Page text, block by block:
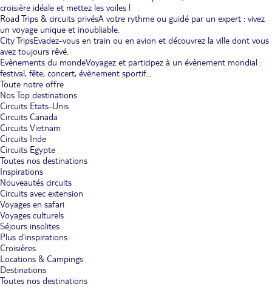
croisière idéale et mettez les voiles !
Road Trips & circuits privésA votre rythme ou guidé par un expert : vivez
un voyage unique et inoubliable.
City TripsEvadez-vous en train ou en avion et découvrez la ville dont vous
avez toujours rêvé.
Evènements du mondeVoyagez et participez à un évènement mondial :
festival, fête, concert, évènement sportif...
Toute notre offre
Nos Top destinations
Circuits Etats-Unis
Circuits Canada
Circuits Vietnam
Circuits Inde
Circuits Egypte
Toutes nos destinations
Inspirations
Nouveautés circuits
Circuits avec extension
Voyages en safari
Voyages culturels
Séjours insolites
Plus d'inspirations
Croisières
Locations & Campings
Destinations
Toutes nos destinations